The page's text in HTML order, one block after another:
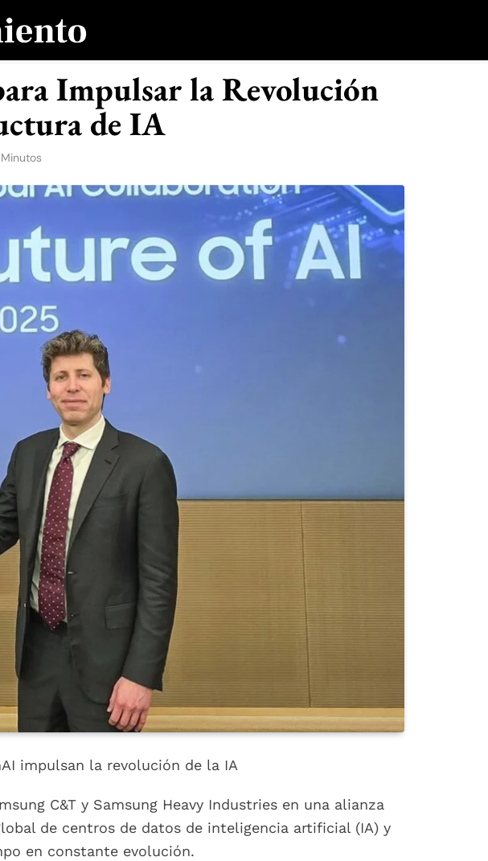
Impulsar la Revolución
de IA
impulsan la revolución de la IA
C&T y Samsung Heavy Industries en una alianza
de centros de datos de inteligencia artificial (IA) y
en constante evolución.